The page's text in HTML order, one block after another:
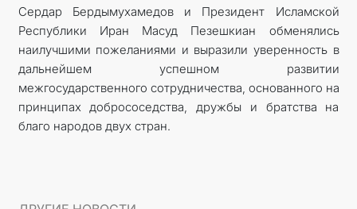
Сердар Бердымухамедов и Президент Исламской
Республики Иран Масуд Пезешкиан обменялись
наилучшими пожеланиями и выразили уверенность в
дальнейшем успешном развитии
межгосударственного сотрудничества, основанного на
принципах добрососедства, дружбы и братства на
благо народов двух стран.